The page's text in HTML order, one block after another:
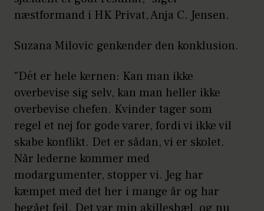
næstformand i HK Privat, Anja C. Jensen.
Suzana Milovic genkender den konklusion.
"Dét er hele kernen: Kan man ikke
overbevise sig selv, kan man heller ikke
overbevise chefen. Kvinder tager som
regel et nej for gode varer, fordi vi ikke vil
skabe konflikt. Det er sådan, vi er skolet.
Når lederne kommer med
modargumenter, stopper vi. Jeg har
kæmpet med det her i mange år og har